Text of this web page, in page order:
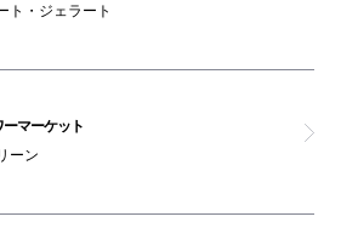
ト・ジェラート
マーケット
ーン